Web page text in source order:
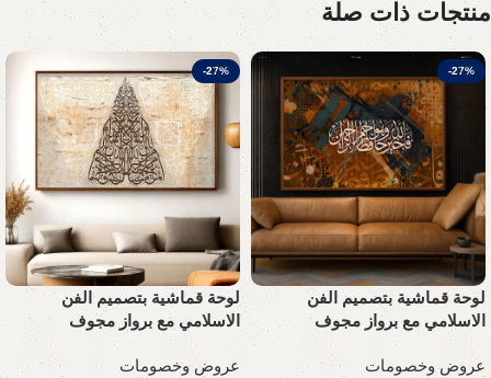
منتجات ذات صلة
-27%
لوحة قماشية بتصميم الفن
الاسلامي مع برواز مجوف
عروض وخصومات
-27%
لوحة قماشية بتصميم الفن
الاسلامي مع برواز مجوف
عروض وخصومات